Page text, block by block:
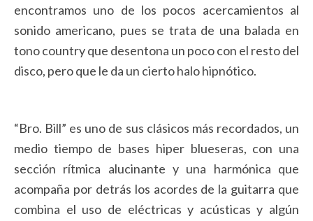
encontramos uno de los pocos acercamientos al
sonido americano, pues se trata de una balada en
tono country que desentona un poco con el resto del
disco, pero que le da un cierto halo hipnótico.
“Bro. Bill” es uno de sus clásicos más recordados, un
medio tiempo de bases hiper blueseras, con una
sección rítmica alucinante y una harmónica que
acompaña por detrás los acordes de la guitarra que
combina el uso de eléctricas y acústicas y algún